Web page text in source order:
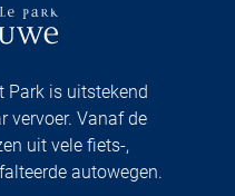
Park is uitstekend
vervoer. Vanaf de
uit vele fiets-,
autowegen.